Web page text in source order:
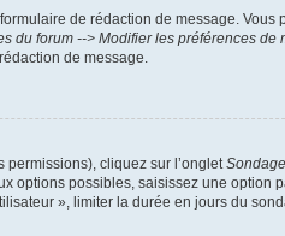
de rédaction de message. Vous
du forum --> Modifier les préférences de
de message.
cliquez sur l’onglet Sondage
options possibles, saisissez une option
», limiter la durée en jours du